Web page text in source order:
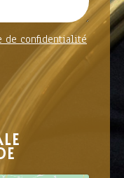
de confidentialité